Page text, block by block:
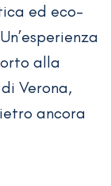
ed eco-
alla
Verona,
ancora